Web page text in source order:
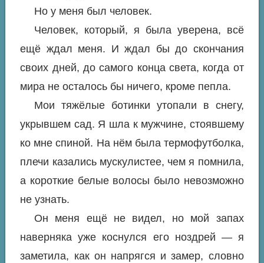
Но у меня был человек.
Человек, который, я была уверена, всё
ещё ждал меня. И ждал бы до скончания
своих дней, до самого конца света, когда от
мира не осталось бы ничего, кроме пепла.
Мои тяжёлые ботинки утопали в снегу,
укрывшем сад. Я шла к мужчине, стоявшему
ко мне спиной. На нём была термофутболка,
плечи казались мускулистее, чем я помнила,
а короткие белые волосы было невозможно
не узнать.
Он меня ещё не видел, но мой запах
наверняка уже коснулся его ноздрей — я
заметила, как он напрягся и замер, словно